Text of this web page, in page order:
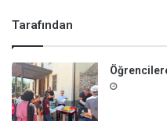
Tarafından